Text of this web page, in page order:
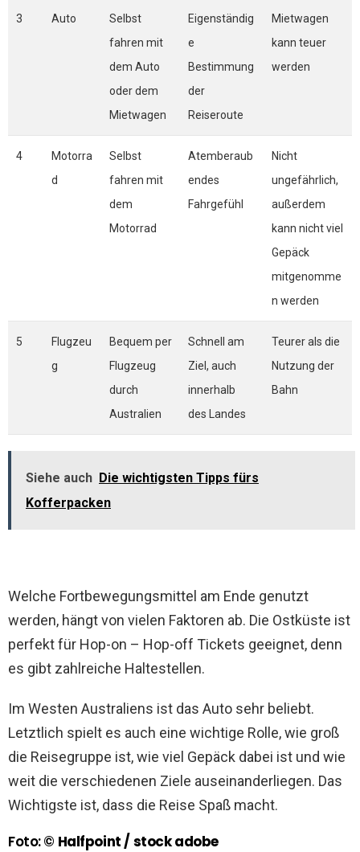
3 Auto
Selbst
fahren mit
dem Auto
oder dem
Mietwagen
Eigenständig
e
Bestimmung
der
Reiseroute
Mietwagen
kann teuer
werden
4
Motorra
d
Selbst
fahren mit
dem
Motorrad
Atemberaub
endes
Fahrgefühl
Nicht
ungefährlich,
außerdem
kann nicht viel
Gepäck
mitgenomme
n werden
5
Flugzeu
g
Bequem per
Flugzeug
durch
Australien
Schnell am
Ziel, auch
innerhalb
des Landes
Teurer als die
Nutzung der
Bahn
Siehe auch Die wichtigsten Tipps fürs
Kofferpacken
Welche Fortbewegungsmittel am Ende genutzt
werden, hängt von vielen Faktoren ab. Die Ostküste ist
perfekt für Hop-on – Hop-off Tickets geeignet, denn
es gibt zahlreiche Haltestellen.
Im Westen Australiens ist das Auto sehr beliebt.
Letztlich spielt es auch eine wichtige Rolle, wie groß
die Reisegruppe ist, wie viel Gepäck dabei ist und wie
weit die verschiedenen Ziele auseinanderliegen. Das
Wichtigste ist, dass die Reise Spaß macht.
Foto: © Halfpoint / stock adobe